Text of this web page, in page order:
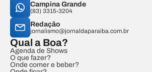
Campina Grande
(83) 3315-3204
Redação
jornalismo@jornaldaparaiba.com.br
Qual a Boa?
Agenda de Shows
O que fazer?
Onde comer e beber?